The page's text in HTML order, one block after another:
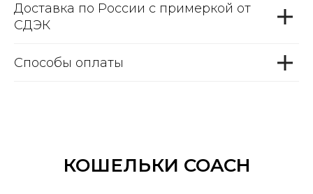
Доставка по России с примеркой от
СДЭК
Способы оплаты
КОШЕЛЬКИ COACH